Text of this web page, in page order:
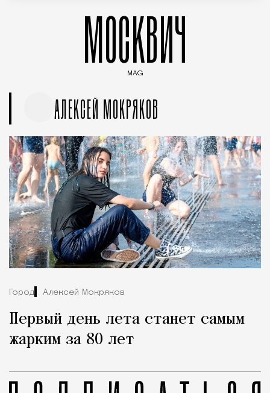
МОСКВИЧ
MAG
АЛЕКСЕЙ МОКРЯКОВ
Город Алексей Мокряков
Первый день лета станет самым
жарким за 80 лет